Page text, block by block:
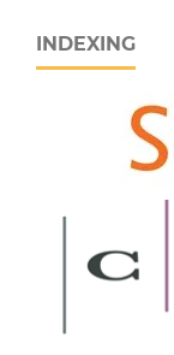
INDEXING